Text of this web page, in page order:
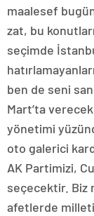
maalesef
zat, bu
seçimde
ben de seni
Mart’ta
yönetimi
oto galerici
AK Partimizi,
seçecektir. Biz
afetlerde